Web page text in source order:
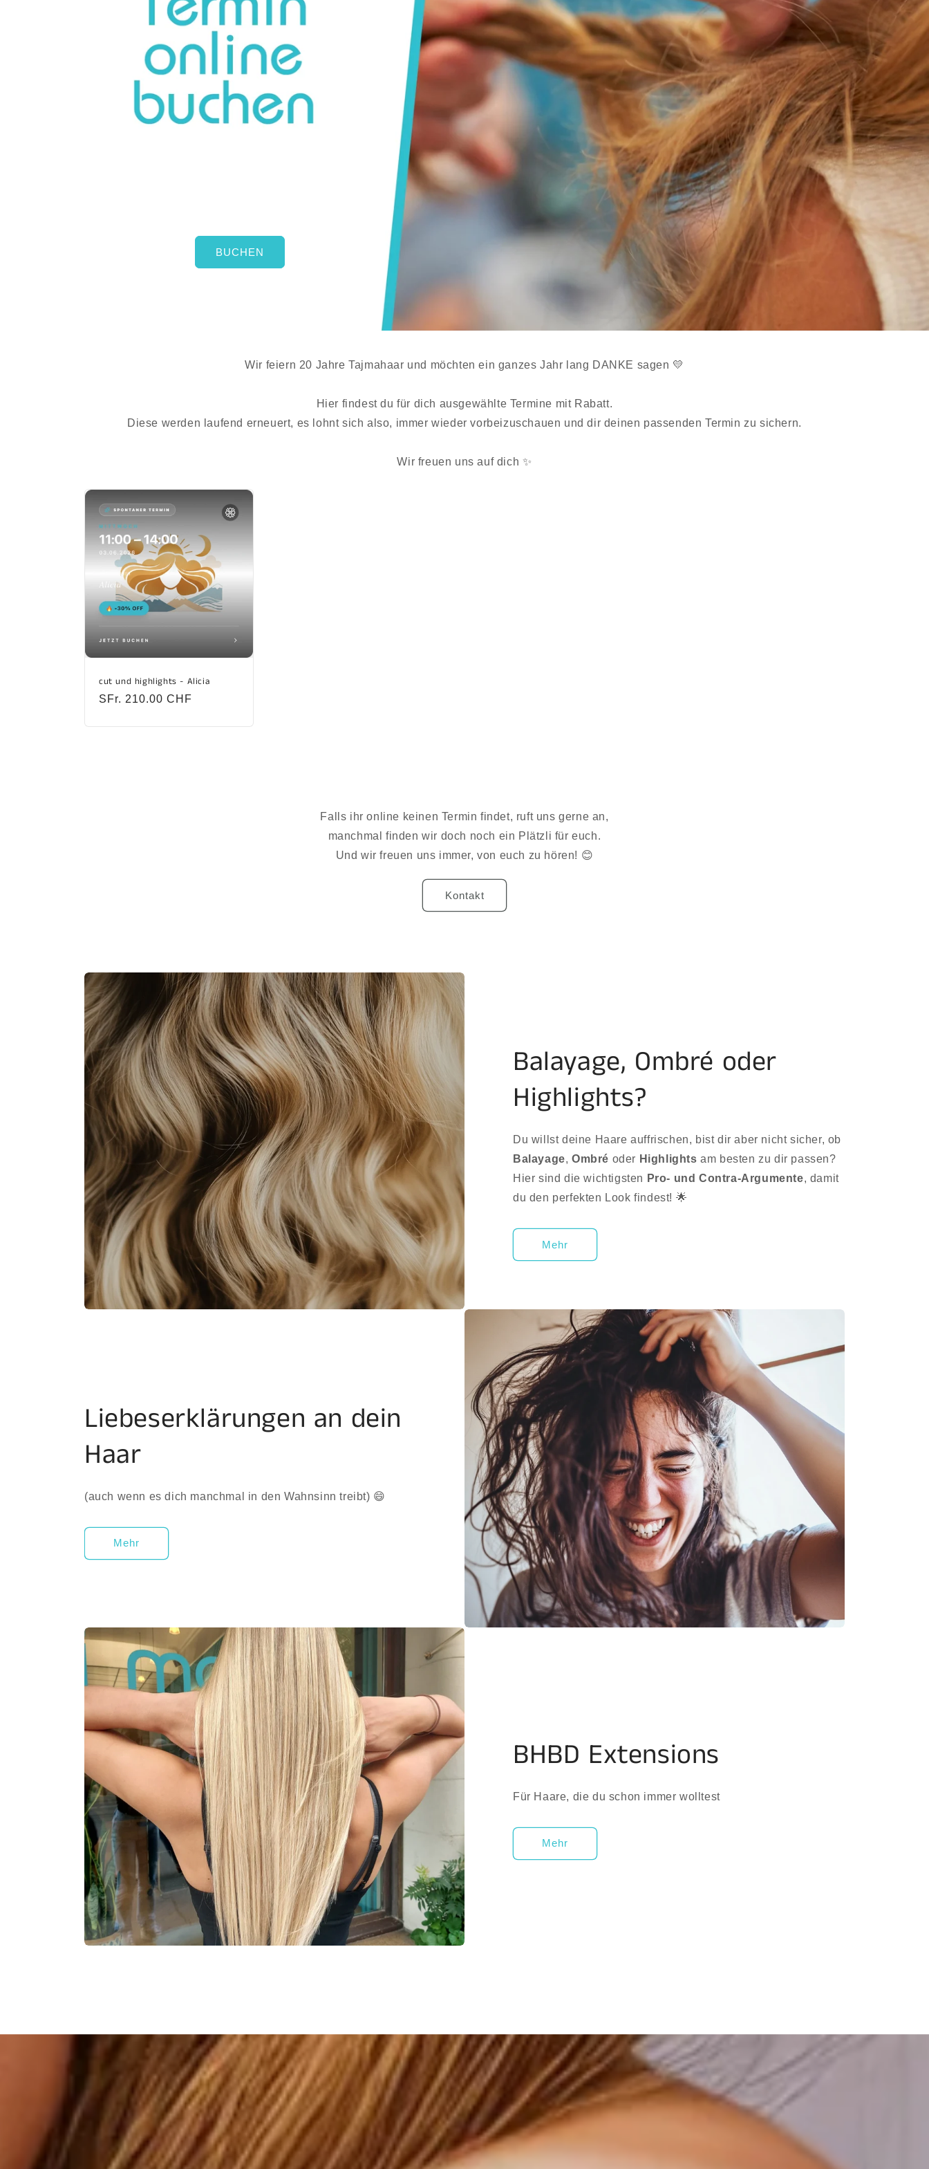
BUCHEN
Wir feiern 20 Jahre Tajmahaar und möchten ein ganzes Jahr lang DANKE sagen 💛
Hier findest du für dich ausgewählte Termine mit Rabatt.
Diese werden laufend erneuert, es lohnt sich also, immer wieder vorbeizuschauen und dir deinen passenden Termin zu sichern.
Wir freuen uns auf dich ✨
cut und highlights - Alicia
Regular
SFr. 210.00 CHF
Falls ihr online keinen Termin findet, ruft uns gerne an,
manchmal finden wir doch noch ein Plätzli für euch.
Und wir freuen uns immer, von euch zu hören! 😊
Kontakt
Balayage, Ombré oder
Highlights?
Du willst deine Haare auffrischen, bist dir aber nicht sicher, ob
Balayage,Ombré oder Highlights am besten zu dir passen?
Hier sind die wichtigsten Pro- und Contra-Argumente, damit
du den perfekten Look findest! 🌟
Mehr
Liebeserklärungen an dein
Haar
(auch wenn es dich manchmal in den Wahnsinn treibt) 😄
Mehr
BHBD Extensions
Für Haare, die du schon immer wolltest
Mehr